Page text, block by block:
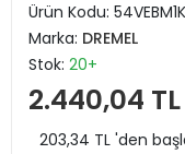
Ürün Kodu:
Marka: DREMEL
Stok: 20+
2.440,04 TL
203,34 TL 'den